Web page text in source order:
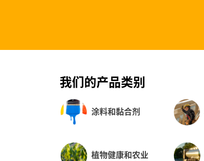
我们的产品类别
涂料和黏合剂
植物健康和农业